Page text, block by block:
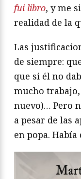
fui libro, y me
realidad de la
Las
de siempre:
que si él no
mucho
nuevo)… Pero
a pesar de las
en popa.